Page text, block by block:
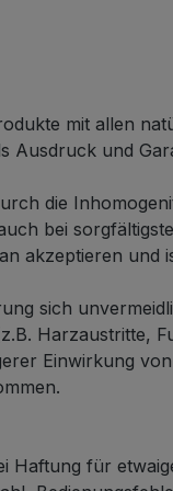
mit allen
Ausdruck und
die
bei
akzeptieren und
sich
Harzaustritte,
Einwirkung
für